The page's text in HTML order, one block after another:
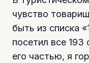
чувство
быть из списка
посетил все
его частью, я